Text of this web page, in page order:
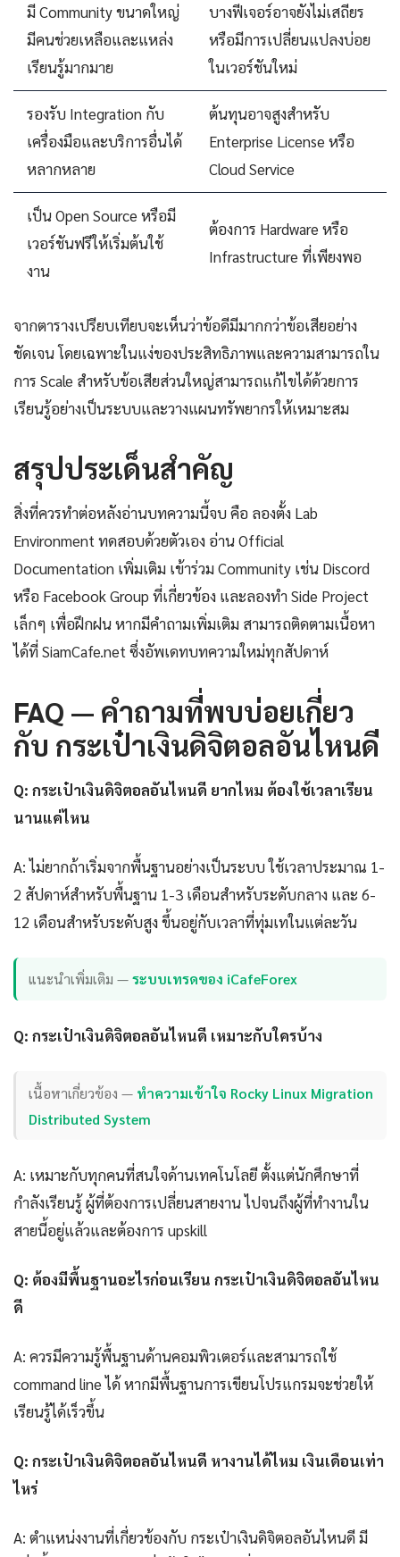
มี Community ขนาดใหญ่
มีคนช่วยเหลือและแหล่ง
เรียนรู้มากมาย
บางฟีเจอร์อาจยังไม่เสถียร
หรือมีการเปลี่ยนแปลงบ่อย
ในเวอร์ชันใหม่
รองรับ Integration กับ
เครื่องมือและบริการอื่นได้
หลากหลาย
ต้นทุนอาจสูงสำหรับ
Enterprise License หรือ
Cloud Service
เป็น Open Source หรือมี
เวอร์ชันฟรีให้เริ่มต้นใช้
งาน
ต้องการ Hardware หรือ
Infrastructure ที่เพียงพอ
จากตารางเปรียบเทียบจะเห็นว่าข้อดีมีมากกว่าข้อเสียอย่าง
ชัดเจน โดยเฉพาะในแง่ของประสิทธิภาพและความสามารถใน
การ Scale สำหรับข้อเสียส่วนใหญ่สามารถแก้ไขได้ด้วยการ
เรียนรู้อย่างเป็นระบบและวางแผนทรัพยากรให้เหมาะสม
สรุปประเด็นสำคัญ
สิ่งที่ควรทำต่อหลังอ่านบทความนี้จบ คือ ลองตั้ง Lab
Environment ทดสอบด้วยตัวเอง อ่าน Official
Documentation เพิ่มเติม เข้าร่วม Community เช่น Discord
หรือ Facebook Group ที่เกี่ยวข้อง และลองทำ Side Project
เล็กๆ เพื่อฝึกฝน หากมีคำถามเพิ่มเติม สามารถติดตามเนื้อหา
ได้ที่ SiamCafe.net ซึ่งอัพเดทบทความใหม่ทุกสัปดาห์
FAQ — คำถามที่พบบ่อยเกี่ยว
กับ กระเป๋าเงินดิจิตอลอันไหนดี
Q: กระเป๋าเงินดิจิตอลอันไหนดี ยากไหม ต้องใช้เวลาเรียน
นานแค่ไหน
A: ไม่ยากถ้าเริ่มจากพื้นฐานอย่างเป็นระบบ ใช้เวลาประมาณ 1-
2 สัปดาห์สำหรับพื้นฐาน 1-3 เดือนสำหรับระดับกลาง และ 6-
12 เดือนสำหรับระดับสูง ขึ้นอยู่กับเวลาที่ทุ่มเทในแต่ละวัน
แนะนำเพิ่มเติม —ระบบเทรดของ iCafeForex
Q: กระเป๋าเงินดิจิตอลอันไหนดี เหมาะกับใครบ้าง
เนื้อหาเกี่ยวข้อง — ทำความเข้าใจ Rocky Linux Migration
Distributed System
A: เหมาะกับทุกคนที่สนใจด้านเทคโนโลยี ตั้งแต่นักศึกษาที่
กำลังเรียนรู้ ผู้ที่ต้องการเปลี่ยนสายงาน ไปจนถึงผู้ที่ทำงานใน
สายนี้อยู่แล้วและต้องการ upskill
Q: ต้องมีพื้นฐานอะไรก่อนเรียน กระเป๋าเงินดิจิตอลอันไหน
ดี
A: ควรมีความรู้พื้นฐานด้านคอมพิวเตอร์และสามารถใช้
command line ได้ หากมีพื้นฐานการเขียนโปรแกรมจะช่วยให้
เรียนรู้ได้เร็วขึ้น
Q: กระเป๋าเงินดิจิตอลอันไหนดี หางานได้ไหม เงินเดือนเท่า
ไหร่
A: ตำแหน่งงานที่เกี่ยวข้องกับ กระเป๋าเงินดิจิตอลอันไหนดี มี